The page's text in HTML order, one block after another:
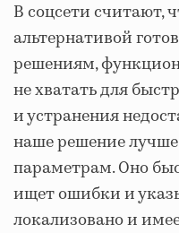
В соцсети считают,
альтернативой
решениям,
не хватать для
и устранения
наше решение
параметрам. Оно
ищет ошибки и
локализовано и